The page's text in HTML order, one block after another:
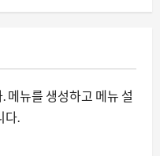
를 베껴 개발 기간을 절반
메뉴를 생성하고 메뉴 설
다.